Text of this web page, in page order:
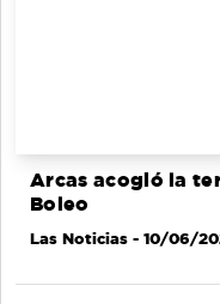
Arcas acogió la
Boleo
Las Noticias - 10/06/